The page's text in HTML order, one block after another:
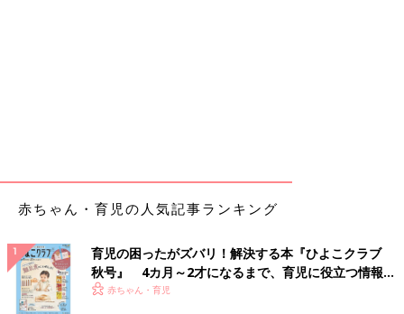
赤ちゃん・育児の人気記事ランキング
育児の困ったがズバリ！解決する本『ひよこクラブ
秋号』 4カ月～2才になるまで、育児に役立つ情報が
いっぱい！
赤ちゃん・育児